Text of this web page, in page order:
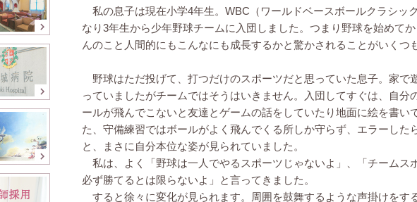
私の息子は現在小学4年生。WBC（ワールドベースボールクラシッ
なり3年生から少年野球チームに入団しました。つまり野球を始めて
んのこと人間的にもこんなにも成長するかと驚かされることがいくつ
野球はただ投げて、打つだけのスポーツだと思っていた息子。家で
っていましたがチームではそうはいきません。入団してすぐは、自分
ールが飛んでこないと友達とゲームの話をしていたり地面に絵を書い
た、守備練習ではボールがよく飛んでくる所しか守らず、エラーした
と、まさに自分本位な姿が見られていました。
私は、よく「野球は一人でやるスポーツじゃないよ」、「チームス
必ず勝てるとは限らないよ」と言ってきました。
すると徐々に変化が見られます。周囲を鼓舞するような声掛けをす